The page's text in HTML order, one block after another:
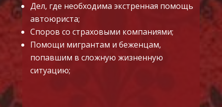
Дел, где необходима экстренная помощь
автоюриста;
Споров со страховыми компаниями;
Помощи мигрантам и беженцам,
попавшим в сложную жизненную
ситуацию;